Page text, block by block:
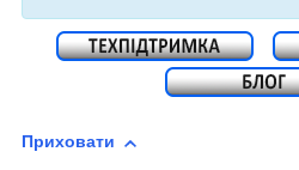
Приховати